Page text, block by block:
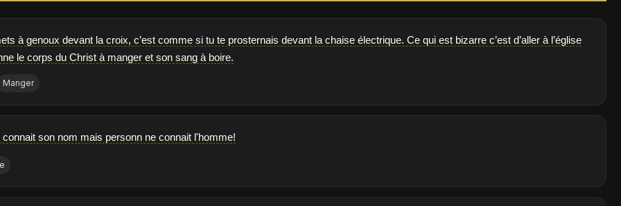
à genoux devant la croix, c’est comme si tu te prosternais devant la chaise électrique. Ce qui est bizarre c’est d’aller à l’église
le corps du Christ à manger et son sang à boire.
Manger
connait son nom mais personn ne connait l'homme!